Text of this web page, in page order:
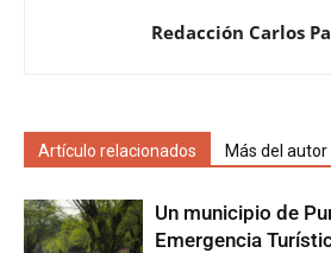
Redacción Carlos
Artículo relacionados Más del autor
Un municipio de
Emergencia